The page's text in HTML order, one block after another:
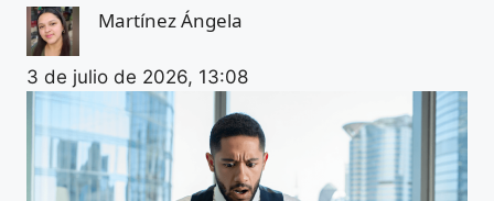
Martínez Ángela
3 de julio de 2026, 13:08